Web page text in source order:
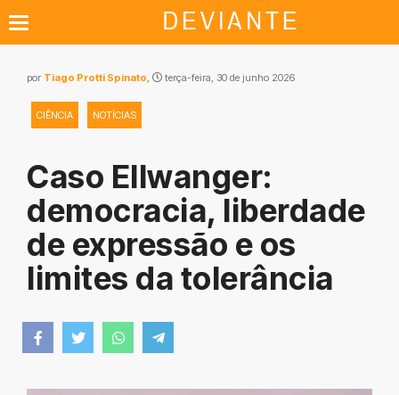
por Tiago Protti Spinato, terça-feira, 30 de junho 2026
CIÊNCIA NOTÍCIAS
Caso Ellwanger:
democracia, liberdade
de expressão e os
limites da tolerância